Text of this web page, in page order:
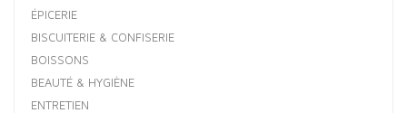
ÉPICERIE
BISCUITERIE & CONFISERIE
BOISSONS
BEAUTÉ & HYGIÈNE
ENTRETIEN